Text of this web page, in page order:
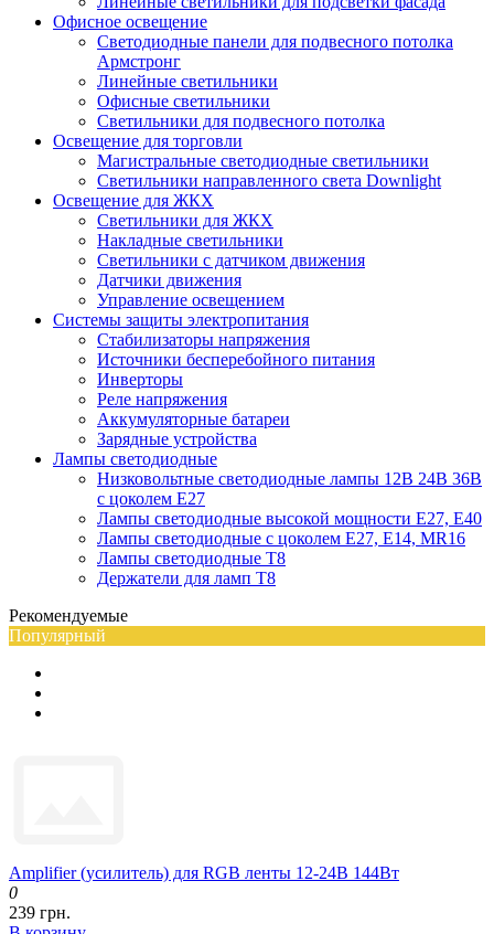
Офисное освещение
Cветодиодные панели для подвесного потолка
Армстронг
Линейные светильники
Офисные светильники
Светильники для подвесного потолка
Освещение для торговли
Магистральные светодиодные светильники
Светильники направленного света Downlight
Освещение для ЖКХ
Светильники для ЖКХ
Накладные светильники
Светильники с датчиком движения
Датчики движения
Управление освещением
Системы защиты электропитания
Стабилизаторы напряжения
Источники бесперебойного питания
Инверторы
Реле напряжения
Аккумуляторные батареи
Зарядные устройства
Лампы светодиодные
Низковольтные светодиодные лампы 12В 24В 36В
с цоколем Е27
Лампы светодиодные высокой мощности Е27, Е40
Лампы светодиодные с цоколем Е27, Е14, MR16
Лампы светодиодные Т8
Держатели для ламп T8
Рекомендуемые
Популярный
Amplifier (усилитель) для RGB ленты 12-24В 144Вт
0
239 грн.